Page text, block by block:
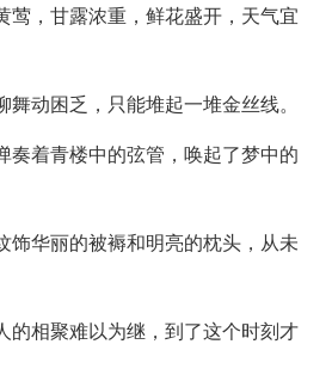
莺，甘露浓重，鲜花盛开，天气宜
动困乏，只能堆起一堆金丝线。
奏着青楼中的弦管，唤起了梦中的
饰华丽的被褥和明亮的枕头，从未
的相聚难以为继，到了这个时刻才